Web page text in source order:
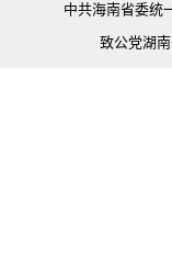
中共海南省委统
致公党湖